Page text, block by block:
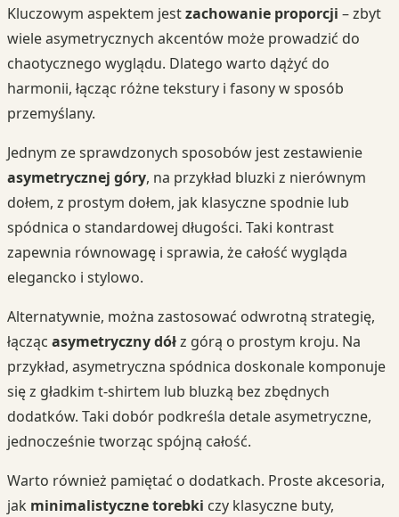
Kluczowym aspektem jestzachowanie proporcji – zbyt
wiele asymetrycznych akcentów może prowadzić do
chaotycznego wyglądu. Dlatego warto dążyć do
harmonii, łącząc różne tekstury i fasony w sposób
przemyślany.
Jednym ze sprawdzonych sposobów jest zestawienie
asymetrycznej góry, na przykład bluzki z nierównym
dołem, z prostym dołem, jak klasyczne spodnie lub
spódnica o standardowej długości. Taki kontrast
zapewnia równowagę i sprawia, że całość wygląda
elegancko i stylowo.
Alternatywnie, można zastosować odwrotną strategię,
łącząc asymetryczny dółz górą o prostym kroju. Na
przykład, asymetryczna spódnica doskonale komponuje
się z gładkim t-shirtem lub bluzką bez zbędnych
dodatków. Taki dobór podkreśla detale asymetryczne,
jednocześnie tworząc spójną całość.
Warto również pamiętać o dodatkach. Proste akcesoria,
jak minimalistyczne torebki czy klasyczne buty,